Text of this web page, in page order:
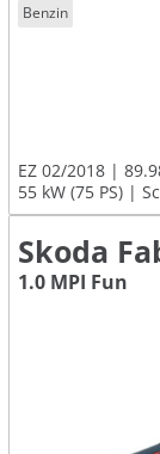
Benzin
EZ 02/2018
55 kW (75 PS)
Skoda
1.0 MPI Fun